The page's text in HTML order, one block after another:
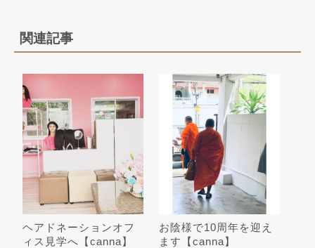
関連記事
ヘアドネーションオフ
ィス見学へ【canna】
お陰様で10周年を迎え
ます【canna】